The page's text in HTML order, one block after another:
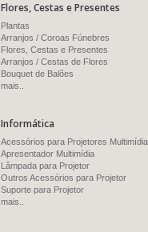
Flores, Cestas e Presentes
Plantas
Arranjos / Coroas Fúnebres
Flores, Cestas e Presentes
Arranjos / Cestas de Flores
Bouquet de Balões
mais..
Informática
Acessórios para Projetores Multimídia
Apresentador Multimídia
Lâmpada para Projetor
Outros Acessórios para Projetor
Suporte para Projetor
mais..